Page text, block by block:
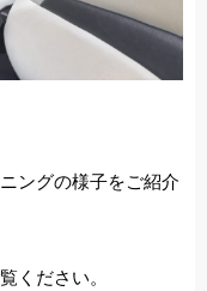
ングの様子をご紹介
ください。